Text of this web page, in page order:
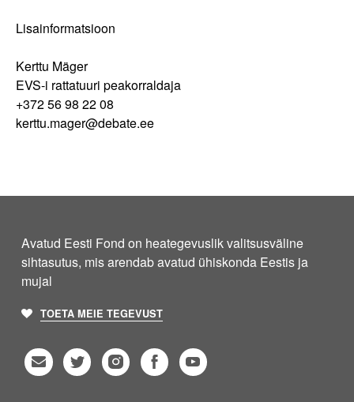
Lisainformatsioon
Kerttu Mäger
EVS-i rattatuuri peakorraldaja
+372 56 98 22 08
kerttu.mager@debate.ee
Avatud Eesti Fond on heategevuslik valitsusväline
sihtasutus, mis arendab avatud ühiskonda Eestis ja
mujal
TOETA MEIE TEGEVUST